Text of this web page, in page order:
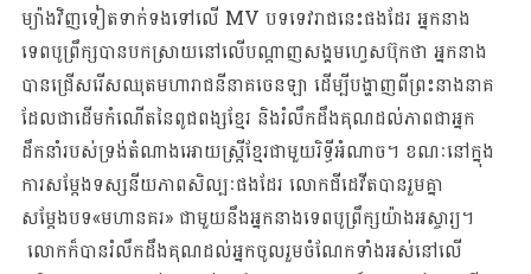
ម្យ៉ាងវិញទៀតទាក់ទងទៅលើ MV បទទេវរាជនេះផងដែរ អ្នកនាង
ទេពបូព្រឹក្សបានបកស្រាយនៅលើបណ្តាញសង្គមហ្វេសប៊ុកថា អ្នកនាង
បានជ្រើសរើសឈុតមហារាជនីនាគចេនឡា ដើម្បីបង្ហាញពីព្រះនាងនាគ
ដែលជាដើមកំណើតនៃពូជពង្សខ្មែរ និងរំលឹកដឹងគុណដល់ភាពជាអ្នក
ដឹកនាំរបស់ទ្រង់តំណាងអោយស្រ្តីខ្មែរជាមួយរិទ្ធីអំណាច។ ខណៈនៅក្នុង
ការសម្តែងទស្សនីយភាពសិល្បៈផងដែរ លោកជីដេវីតបានរួមគ្នា
សម្តែងបទ«មហានគរ» ជាមួយនឹងអ្នកនាងទេពបូព្រឹក្សយ៉ាងអស្ចារ្យ។
លោកក៏បានរំលឹកដឹងគុណដល់អ្នកចូលរួមចំណែកទាំងអស់នៅលើ